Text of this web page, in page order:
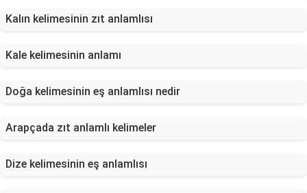
Kalın kelimesinin zıt anlamlısı
Kale kelimesinin anlamı
Doğa kelimesinin eş anlamlısı nedir
Arapçada zıt anlamlı kelimeler
Dize kelimesinin eş anlamlısı